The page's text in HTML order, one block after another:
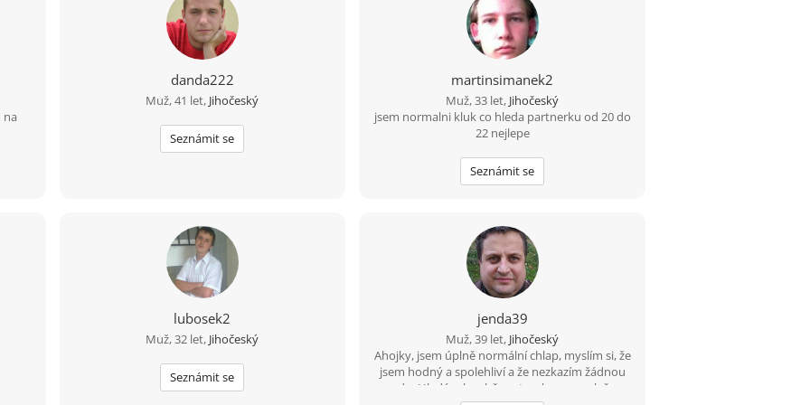
a
na
danda222
Muž, 41 let, Jihočeský
Seznámit se
martinsimanek2
Muž, 33 let, Jihočeský
jsem normalni kluk co hleda partnerku od 20 do
22 nejlepe
Seznámit se
lubosek2
Muž, 32 let, Jihočeský
Seznámit se
jenda39
Muž, 39 let, Jihočeský
Ahojky, jsem úplně normální chlap, myslím si, že
jsem hodný a spolehliví a že nezkazím žádnou
srandu. Hledám k sobě partnerku na společnou